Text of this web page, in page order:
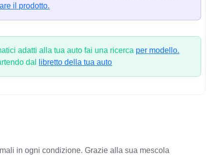
il prodotto.
adatti alla tua auto fai una ricerca per modello.
dal
libretto della tua auto
in ogni condizione. Grazie alla sua mescola